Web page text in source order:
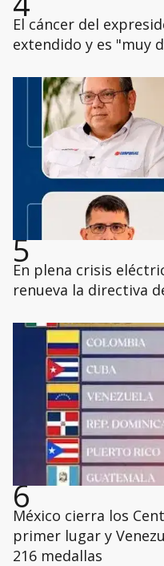
El cáncer del
extendido y es "muy
5
En plena crisis
renueva la directiva
6
México cierra los
primer lugar y
216 medallas